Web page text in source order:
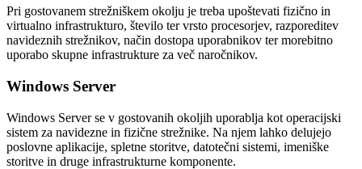
Pri gostovanem strežniškem okolju je treba upoštevati fizično in
virtualno infrastrukturo, število ter vrsto procesorjev, razporeditev
navideznih strežnikov, način dostopa uporabnikov ter morebitno
uporabo skupne infrastrukture za več naročnikov.
Windows Server
Windows Server se v gostovanih okoljih uporablja kot operacijski
sistem za navidezne in fizične strežnike. Na njem lahko delujejo
poslovne aplikacije, spletne storitve, datotečni sistemi, imeniške
storitve in druge infrastrukturne komponente.